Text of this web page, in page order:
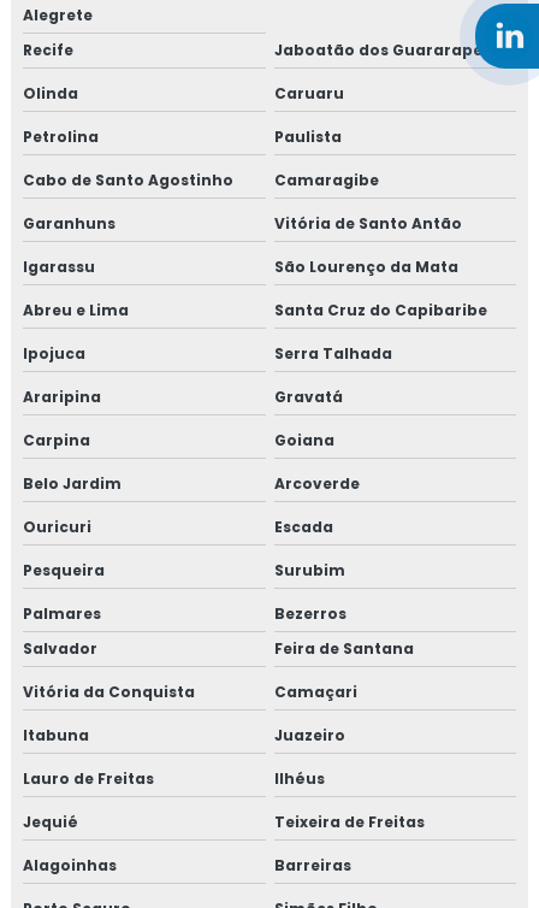
Alegrete
Recife
Jaboatão dos Guararapes
Olinda Caruaru
Petrolina Paulista
Cabo de Santo Agostinho Camaragibe
Garanhuns Vitória de Santo Antão
Igarassu São Lourenço da Mata
Abreu e Lima Santa Cruz do Capibaribe
Ipojuca Serra Talhada
Araripina Gravatá
Carpina Goiana
Belo Jardim Arcoverde
Ouricuri Escada
Pesqueira Surubim
Palmares
Bezerros
Salvador
Feira de Santana
Vitória da Conquista Camaçari
Itabuna Juazeiro
Lauro de Freitas Ilhéus
Jequié Teixeira de Freitas
Alagoinhas Barreiras